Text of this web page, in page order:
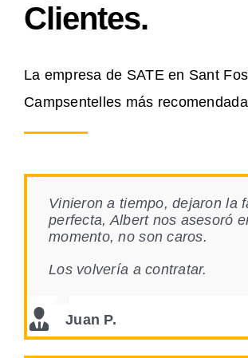
Clientes.
La empresa de SATE en Sant
Campsentelles más
Vinieron a tiempo, dejaron la
perfecta, Albert nos asesoró
momento, no son caros.
Los volvería a contratar.
Juan P.